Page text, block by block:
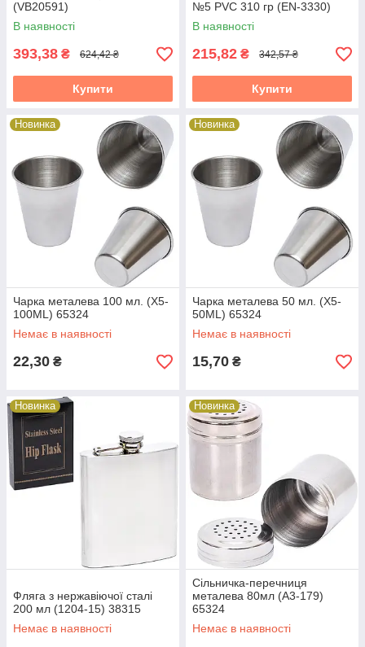
(VB20591)
В наявності
393,38 ₴ 624,42 ₴
Купити
№5 PVC 310 гр (EN-3330)
В наявності
215,82 ₴ 342,57 ₴
Купити
Новинка
Чарка металева 100 мл. (X5-
100ML) 65324
Немає в наявності
22,30 ₴
Новинка
Чарка металева 50 мл. (X5-
50ML) 65324
Немає в наявності
15,70 ₴
Новинка
Фляга з нержавіючої сталі
200 мл (1204-15) 38315
Немає в наявності
Новинка
Сільничка-перечниця
металева 80мл (A3-179)
65324
Немає в наявності